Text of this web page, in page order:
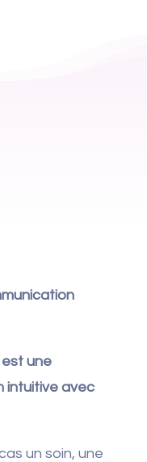
une
intuitive avec
un soin, une